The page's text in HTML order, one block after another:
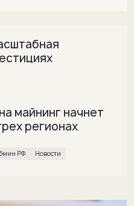
майнинг начнет
регионах
РФ Новости